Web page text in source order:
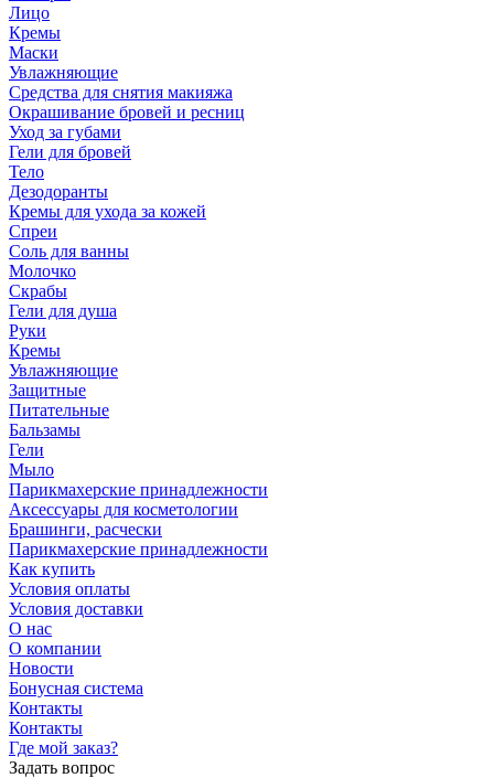
Лицо
Кремы
Маски
Увлажняющие
Средства для снятия макияжа
Окрашивание бровей и ресниц
Уход за губами
Гели для бровей
Тело
Дезодоранты
Кремы для ухода за кожей
Спреи
Соль для ванны
Молочко
Скрабы
Гели для душа
Руки
Кремы
Увлажняющие
Защитные
Питательные
Бальзамы
Гели
Мыло
Парикмахерские принадлежности
Аксессуары для косметологии
Брашинги, расчески
Парикмахерские принадлежности
Как купить
Условия оплаты
Условия доставки
О нас
О компании
Новости
Бонусная система
Контакты
Контакты
Где мой заказ?
Задать вопрос